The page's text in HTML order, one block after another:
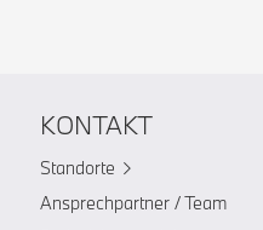
KONTAKT
Standorte
Ansprechpartner / Team